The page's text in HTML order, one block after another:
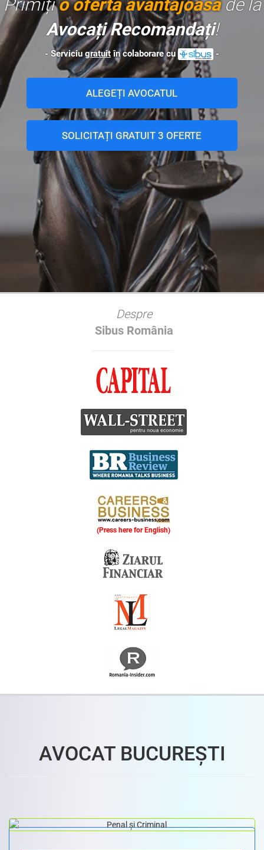
Primițio ofertă avantajoasăde la
Avocați Recomandați!
- Serviciugratuitîn colaborare cu -
ALEGEȚI AVOCATUL
SOLICITAȚI GRATUIT 3 OFERTE
Despre
Sibus România
(Press here for English)
AVOCAT BUCUREȘTI